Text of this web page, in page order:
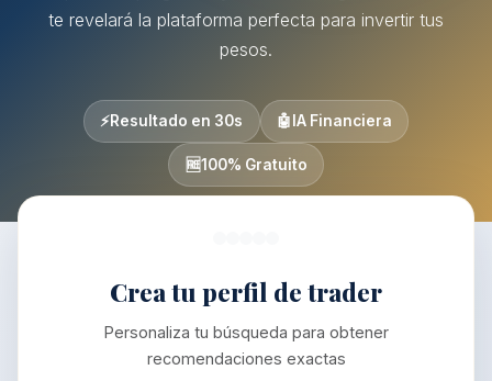
te revelará la plataforma perfecta para invertir tus
pesos.
⚡Resultado en 30s 🤖 IA Financiera
🆓100% Gratuito
Crea tu perfil de trader
Personaliza tu búsqueda para obtener
recomendaciones exactas